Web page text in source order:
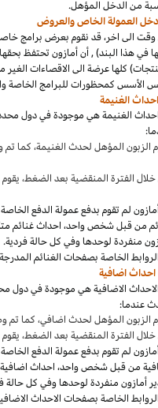
من الدخل المؤهل.
الى اخر،قد نقوم بعرض برامج
في هذا البند)
,أن أمازون تحتفظ
كلها عرضة الى الاقصاءاتالغير
الأسس كمحظورات للبرامج الخاصة
الغنيمة
الغنيمة هي موجودة في دول
الزبون المؤهل لحدث الغنيمة، كما
الفترة المنقضية بعد الضغط،
لم تقوم بدفع عمولة الدفع
من قبل شخصواحد، احداث غنائم
منفردة لوحدها وفي كل حالة فردية.
الخاصة بصفحات الغنائم
اضافية
الاضافية هي موجودة في دول
عندما:
الزبون المؤهل لحدث اضافي، كما تم
الفترة المنقضية بعد الضغط،
لم تقوم بدفع عمولة الدفع
من قبل شخصواحد، احداث اضافية
أمازون منفردة لوحدها وفي كل حالة
الخاصة بصفحات الاحداث